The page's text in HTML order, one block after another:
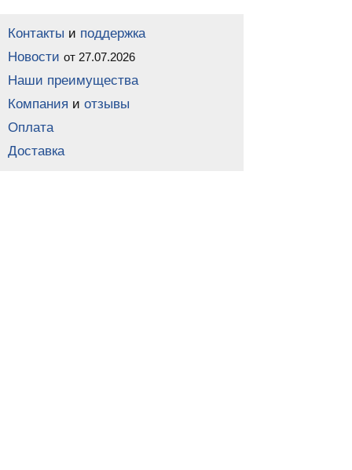
Контакты и поддержка
Новости от 27.07.2026
Наши преимущества
Компания и отзывы
Оплата
Доставка